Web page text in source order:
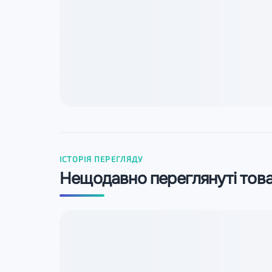
ІСТОРІЯ ПЕРЕГЛЯДУ
Нещодавно переглянуті